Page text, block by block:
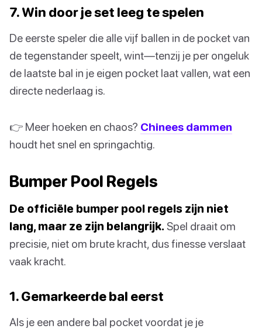
7. Win door je set leeg te spelen
De eerste speler die alle vijf ballen in de pocket van
de tegenstander speelt, wint—tenzij je per ongeluk
de laatste bal in je eigen pocket laat vallen, wat een
directe nederlaag is.
👉 Meer hoeken en chaos? Chinees dammen
houdt het snel en springachtig.
Bumper Pool Regels
De officiële bumper pool regels zijn niet
lang, maar ze zijn belangrijk. Spel draait om
precisie, niet om brute kracht, dus finesse verslaat
vaak kracht.
1. Gemarkeerde bal eerst
Als je een andere bal pocket voordat je je